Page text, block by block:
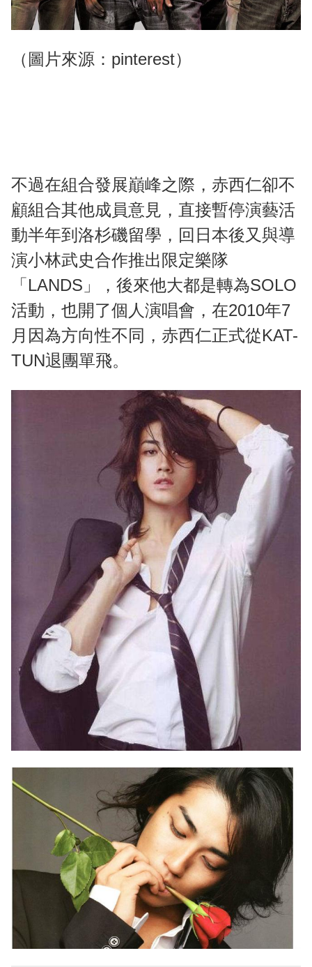
（圖片來源：pinterest）
不過在組合發展巔峰之際，赤西仁卻不
顧組合其他成員意見，直接暫停演藝活
動半年到洛杉磯留學，回日本後又與導
演小林武史合作推出限定樂隊
「LANDS」，後來他大都是轉為SOLO
活動，也開了個人演唱會，在2010年7
月因為方向性不同，赤西仁正式從KAT-
TUN退團單飛。